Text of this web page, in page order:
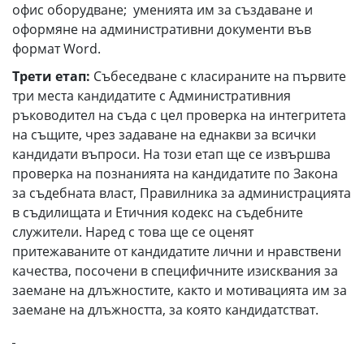
офис оборудване; уменията им за създаване и
оформяне на административни документи във
формат Word.
Трети етап: Събеседване с класираните на първите
три места кандидатите с Административния
ръководител на съда с цел проверка на интегритета
на същите, чрез задаване на еднакви за всички
кандидати въпроси. На този етап ще се извършва
проверка на познанията на кандидатите по Закона
за съдебната власт, Правилника за администрацията
в съдилищата и Етичния кодекс на съдебните
служители. Наред с това ще се оценят
притежаваните от кандидатите лични и нравствени
качества, посочени в специфичните изисквания за
заемане на длъжностите, както и мотивацията им за
заемане на длъжността, за която кандидатстват.